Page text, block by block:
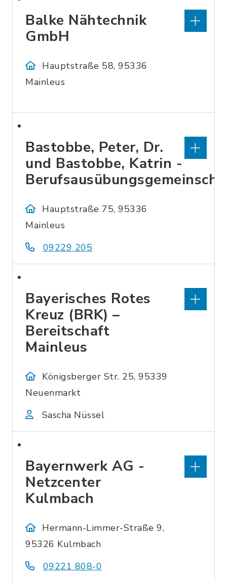
Balke Nähtechnik
GmbH
Hauptstraße 58, 95336
Mainleus
Bastobbe, Peter, Dr.
und Bastobbe, Katrin -
Hauptstraße 75, 95336
Mainleus
09229 205
Bayerisches Rotes
Kreuz (BRK) –
Bereitschaft
Mainleus
Königsberger Str. 25, 95339
Neuenmarkt
Sascha Nüssel
Bayernwerk AG -
Netzcenter
Kulmbach
Hermann-Limmer-Straße 9,
95326 Kulmbach
09221 808-0